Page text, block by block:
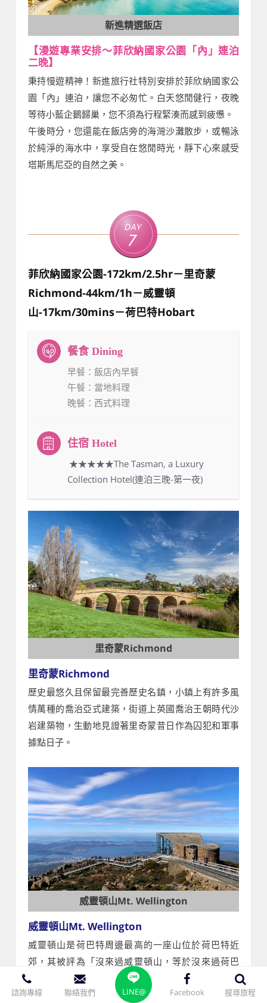
諮詢專線 聯絡我們 LINE@ Facebook 搜尋旅程
新進精選飯店
【漫遊專業安排～菲欣納國家公園「內」連泊
二晚】
秉持慢遊精神！新進旅行社特別安排於菲欣納國家公
園「內」連泊，讓您不必匆忙。白天悠閒健行，夜晚
等待小藍企鵝歸巢，您不須為行程緊湊而感到疲憊。
午後時分，您還能在飯店旁的海灣沙灘散步，或暢泳
於純淨的海水中，享受自在悠閒時光，靜下心來感受
塔斯馬尼亞的自然之美。
Day
7
菲欣納國家公園-172km/2.5hr－里奇蒙
Richmond-44km/1h－威靈頓
山-17km/30mins－荷巴特Hobart
早餐 ：飯店內早餐
午餐 ：當地料理
晚餐 ：西式料理
：★★★★★The Tasman, a Luxury
Collection Hotel(連泊三晚-第一夜)
里奇蒙Richmond
里奇蒙Richmond
歷史最悠久且保留最完善歷史名鎮，小鎮上有許多風
情萬種的喬治亞式建築，街道上英國喬治王朝時代沙
岩建築物，生動地見證著里奇蒙昔日作為囚犯和軍事
據點日子。
威靈頓山Mt. Wellington
威靈頓山Mt. Wellington
威靈頓山是荷巴特周邊最高的一座山位於荷巴特近
郊，其被評為「沒來過威靈頓山，等於沒來過荷巴
特」的著名景點，聳立在荷伯特港和寬闊的德文特河
邊，山頂的日照平台是俯瞰荷巴特市區全景和遠眺德